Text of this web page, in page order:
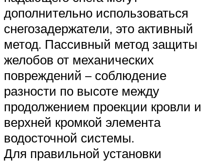
дополнительно использоваться
снегозадержатели, это активный
метод. Пассивный метод защиты
желобов от механических
повреждений – соблюдение
разности по высоте между
продолжением проекции кровли и
верхней кромкой элемента
водосточной системы.
Для правильной установки